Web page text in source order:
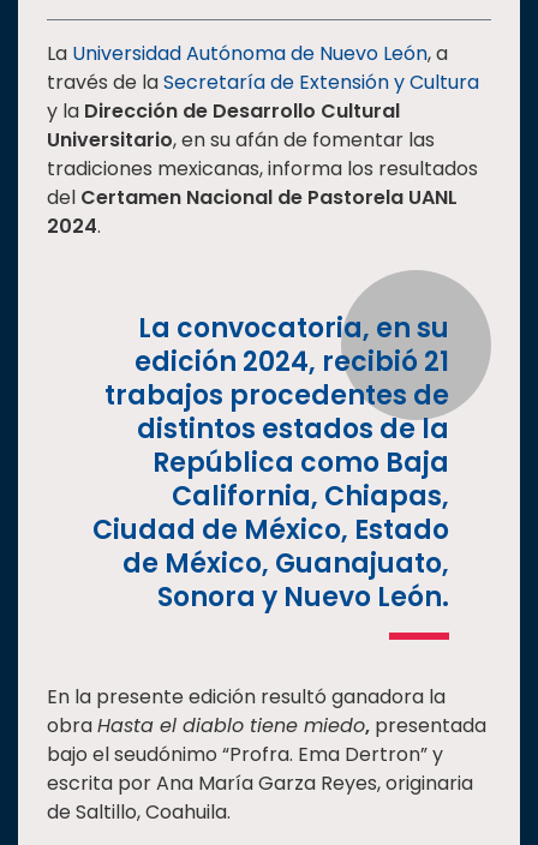
SUSTENTABILIDAD
TEMAS
Oferta
educativa
Investigación
Internacionalización
Responsabilidad
Universiada
La Universidad Autónoma de Nuevo León, a
través de laSecretaría de Extensión y Cultura
y la Dirección de Desarrollo Cultural
Universitario, en su afán de fomentar las
tradiciones mexicanas, informa los resultados
del Certamen Nacional de Pastorela UANL
2024.
La convocatoria, en su
edición 2024, recibió 21
trabajos procedentes de
distintos estados de la
República como Baja
California, Chiapas,
Ciudad de México, Estado
de México, Guanajuato,
Sonora y Nuevo León.
En la presente edición resultó ganadora la
obraHasta el diablo tiene miedo, presentada
bajo el seudónimo “Profra. Ema Dertron” y
escrita por Ana María Garza Reyes, originaria
de Saltillo, Coahuila.